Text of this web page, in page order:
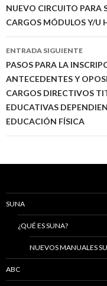
de
entradas
NUEVO CIRCUITO PARA
CARGOS MÓDULOS Y/U
ENTRADA SIGUIENTE
PASOS PARA LA
ANTECEDENTES Y
CARGOS DIRECTIVOS
EDUCATIVAS
EDUCACIÓN FÍSICA
SUNA
¿QUÉ ES SUNA?
NUEVOS MANUALES
ABC